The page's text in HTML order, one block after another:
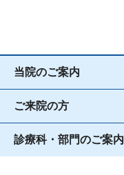
当院のご案内
ご来院の方
診療科・部門のご案内